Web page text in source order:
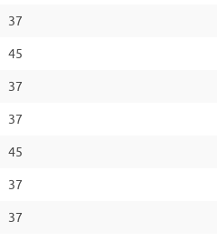
37
45
37
37
45
37
37